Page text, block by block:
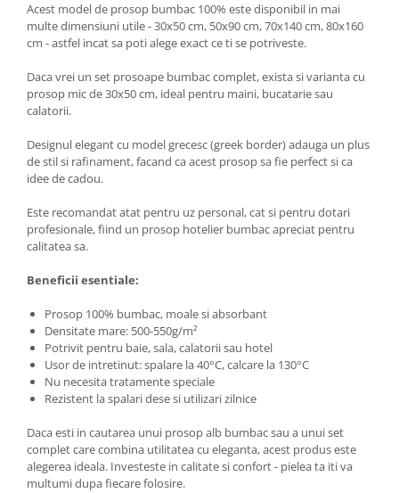
Acest model de prosop bumbac 100% este disponibil in mai
multe dimensiuni utile - 30x50 cm, 50x90 cm, 70x140 cm, 80x160
cm - astfel incat sa poti alege exact ce ti se potriveste.
Daca vrei un set prosoape bumbac complet, exista si varianta cu
prosop mic de 30x50 cm, ideal pentru maini, bucatarie sau
calatorii.
Designul elegant cu model grecesc (greek border) adauga un plus
de stil si rafinament, facand ca acest prosop sa fie perfect si ca
idee de cadou.
Este recomandat atat pentru uz personal, cat si pentru dotari
profesionale, fiind un prosop hotelier bumbac apreciat pentru
calitatea sa.
Beneficii esentiale:
Prosop 100% bumbac, moale si absorbant
Densitate mare: 500-550g/m²
Potrivit pentru baie, sala, calatorii sau hotel
Usor de intretinut: spalare la 40°C, calcare la 130°C
Nu necesita tratamente speciale
Rezistent la spalari dese si utilizari zilnice
Daca esti in cautarea unui prosop alb bumbac sau a unui set
complet care combina utilitatea cu eleganta, acest produs este
alegerea ideala. Investeste in calitate si confort - pielea ta iti va
multumi dupa fiecare folosire.